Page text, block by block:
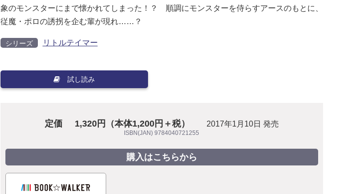
象のモンスターにまで懐かれてしまった！？ 順調にモンスターを侍らすアースのもとに、
従魔・ポロの誘拐を企む輩が現れ……？
シリーズ リトルテイマー
試し読み
定価 1,320円（本体1,200円＋税） 2017年1月10日 発売
ISBN(JAN) 9784040721255
購入はこちらから